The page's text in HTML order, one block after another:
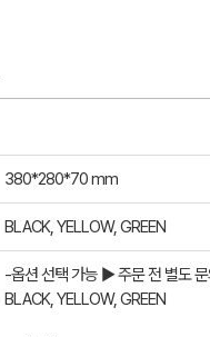
380*280*70 mm
BLACK, YELLOW, GREEN
-옵션 선택 가능 ▶ 주문 전 별도
BLACK, YELLOW, GREEN